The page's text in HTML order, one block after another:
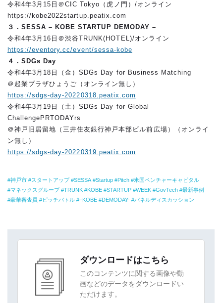
令和4年3月15日＠CIC Tokyo（虎ノ門）/オンライン
https://kobe2022startup.peatix.com
３．SESSA – KOBE STARTUP DEMODAY –
令和4年3月16日＠渋谷TRUNK(HOTEL)/オンライン
https://eventory.cc/event/sessa-kobe
４．SDGs Day
令和4年3月18日（金）SDGs Day for Business Matching
＠起業プラザひょうご（オンライン無し）
https://sdgs-day-20220318.peatix.com
令和4年3月19日（土）SDGs Day for Global
ChallengePRTODAYrs
＠神戸旧居留地（三井住友銀行神戸本部ビル前広場）（オンライ
ン無し）
https://sdgs-day-20220319.peatix.com
神戸市 スタートアップ SESSA Startup Pitch
米国ベンチャーキャピタル
マネックスグループ
TRUNK KOBE STARTUP WEEK GovTech
最新事例
豪華審査員
ピッチバトル –KOBE DEMODAY- パネルディスカッション
ダウンロードはこちら
このコンテンツに関する画像や動
画などのデータをダウンロードい
ただけます。